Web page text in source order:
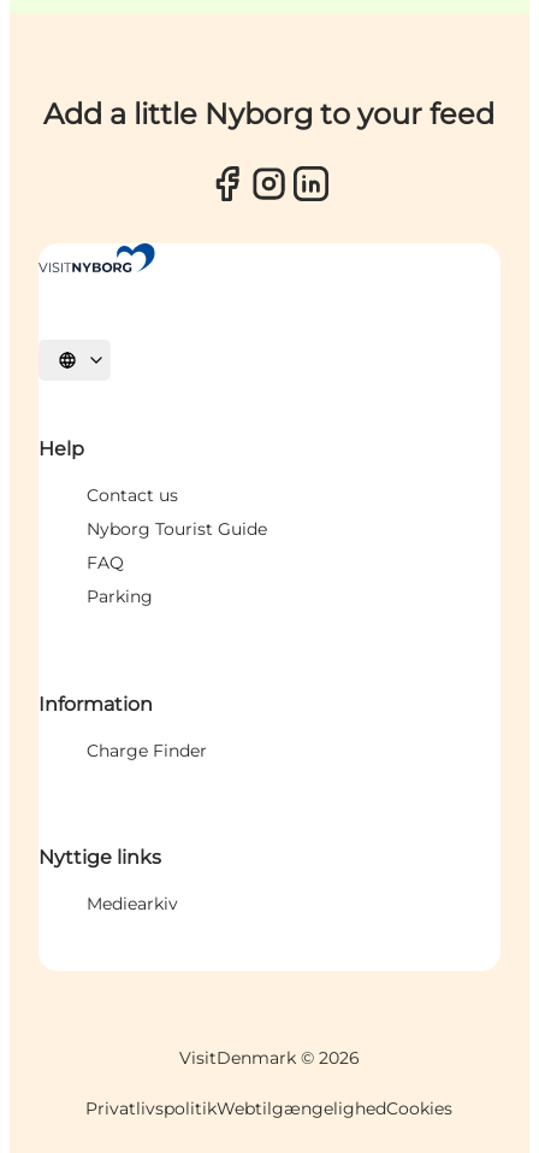
Add a little Nyborg to your feed
Select language
Help
Contact us
Nyborg Tourist Guide
FAQ
Parking
Information
Charge Finder
Nyttige links
Mediearkiv
VisitDenmark © 2026
PrivatlivspolitikWebtilgængelighedCookies